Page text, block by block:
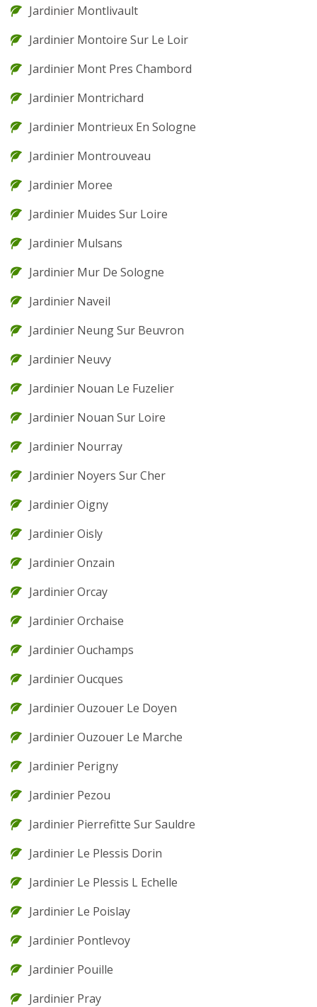
Jardinier Montlivault
Jardinier Montoire Sur Le Loir
Jardinier Mont Pres Chambord
Jardinier Montrichard
Jardinier Montrieux En Sologne
Jardinier Montrouveau
Jardinier Moree
Jardinier Muides Sur Loire
Jardinier Mulsans
Jardinier Mur De Sologne
Jardinier Naveil
Jardinier Neung Sur Beuvron
Jardinier Neuvy
Jardinier Nouan Le Fuzelier
Jardinier Nouan Sur Loire
Jardinier Nourray
Jardinier Noyers Sur Cher
Jardinier Oigny
Jardinier Oisly
Jardinier Onzain
Jardinier Orcay
Jardinier Orchaise
Jardinier Ouchamps
Jardinier Oucques
Jardinier Ouzouer Le Doyen
Jardinier Ouzouer Le Marche
Jardinier Perigny
Jardinier Pezou
Jardinier Pierrefitte Sur Sauldre
Jardinier Le Plessis Dorin
Jardinier Le Plessis L Echelle
Jardinier Le Poislay
Jardinier Pontlevoy
Jardinier Pouille
Jardinier Pray